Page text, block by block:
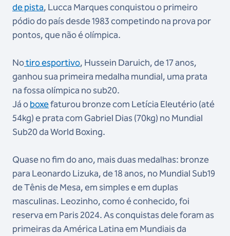
de pista, Lucca Marques conquistou o primeiro
pódio do país desde 1983 competindo na prova por
pontos, que não é olímpica.
Notiro esportivo, Hussein Daruich, de 17 anos,
ganhou sua primeira medalha mundial, uma prata
na fossa olímpica no sub20.
Já oboxefaturou bronze com Letícia Eleutério (até
54kg) e prata com Gabriel Dias (70kg) no Mundial
Sub20 da World Boxing.
Quase no fim do ano, mais duas medalhas: bronze
para Leonardo Lizuka, de 18 anos, no Mundial Sub19
de Tênis de Mesa, em simples e em duplas
masculinas. Leozinho, como é conhecido, foi
reserva em Paris 2024. As conquistas dele foram as
primeiras da América Latina em Mundiais da